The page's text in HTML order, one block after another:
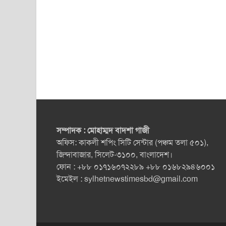
সম্পাদক : মোহাম্মদ বাদশা গাজী
অফিস: কাকলী শপিং সিটি সেন্টার (পঞ্চম তলা ৫০১),
জিন্দাবাজার, সিলেট-৩১০০, বাংলাদেশ।
ফোন : +৮৮ ০১৭১৬০৭২২৮৯ +৮৮ ০১৬৮২৯৪৬০০১
ইমেইল : sylhetnewstimesbd@gmail.com